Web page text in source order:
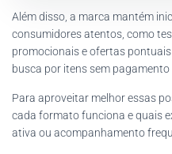
Além disso, a marca mantém
consumidores atentos, como
promocionais e ofertas
busca por itens sem pagamento
Para aproveitar melhor essas
cada formato funciona e quais
ativa ou acompanhamento